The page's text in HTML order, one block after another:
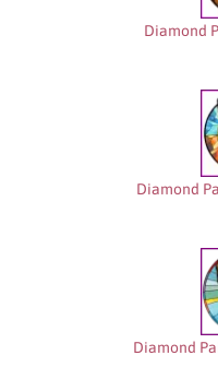
Diamond
Diamond
Diamond